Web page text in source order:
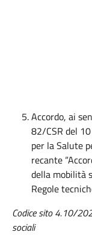
Accordo, ai
82/CSR del
per la Salute
recante
della mobilità
Regole
Codice sito 4.10/
sociali